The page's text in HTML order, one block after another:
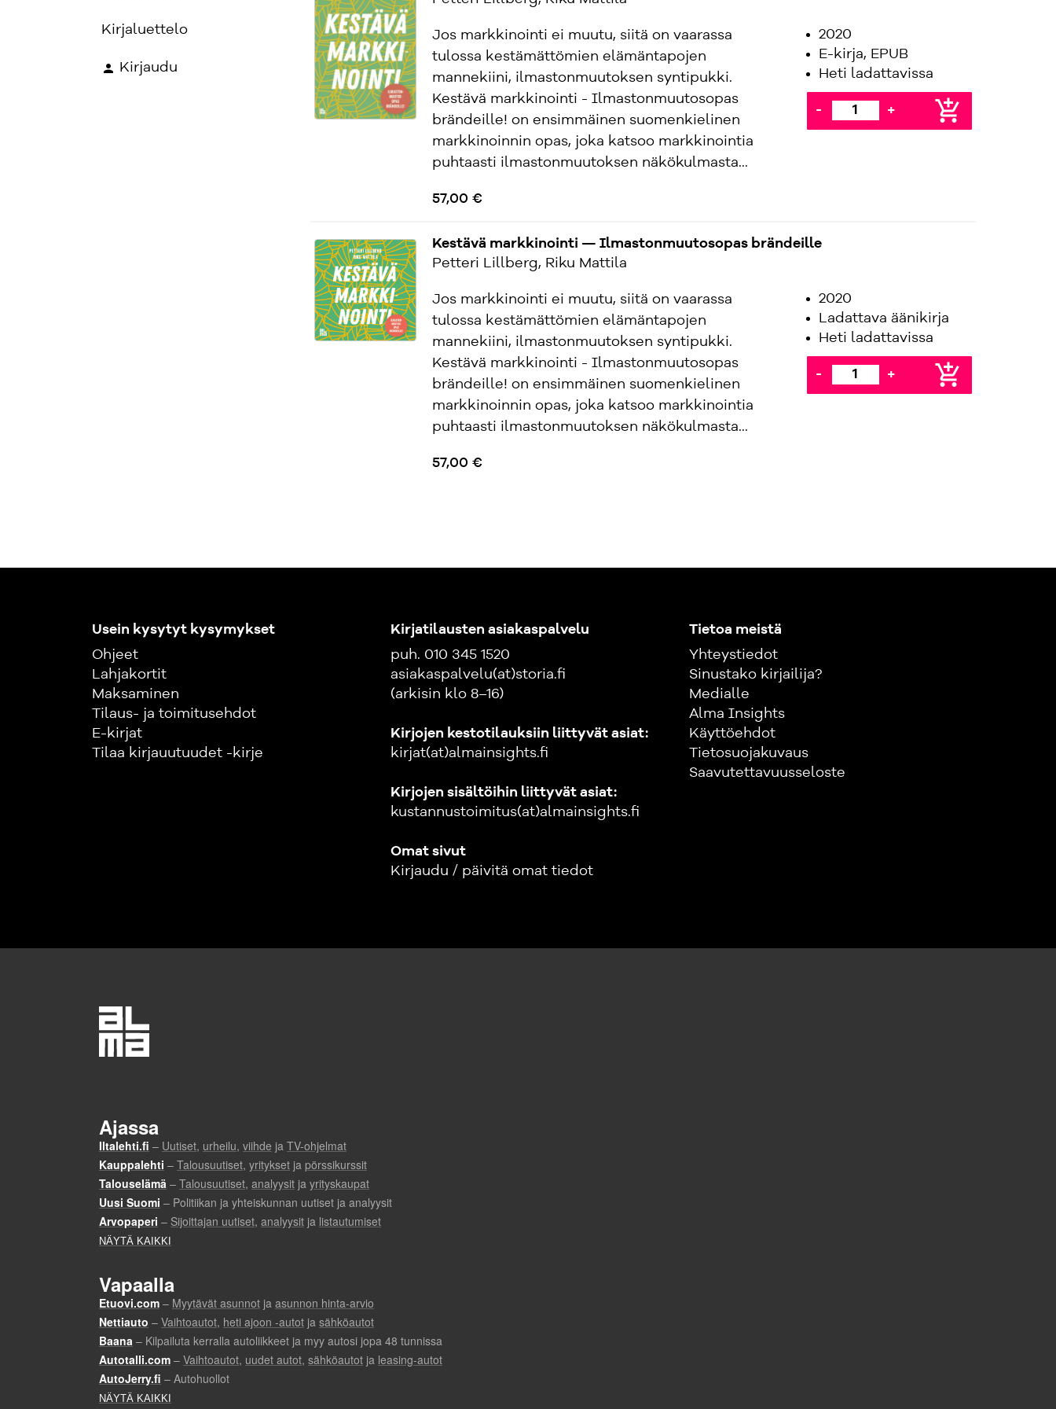
Kirjaluettelo
Kirjaudu
Jos markkinointi ei muutu, siitä on vaarassa
tulossa kestämättömien elämäntapojen
mannekiini, ilmastonmuutoksen syntipukki.
Kestävä markkinointi - Ilmastonmuutosopas
brändeille! on ensimmäinen suomenkielinen
markkinoinnin opas, joka katsoo markkinointia
puhtaasti ilmastonmuutoksen näkökulmasta...
57,00 €
2020
E-kirja, EPUB
Heti ladattavissa
- + add_shopping_cart
Kestävä markkinointi — Ilmastonmuutosopas brändeille
Petteri Lillberg, Riku Mattila
Jos markkinointi ei muutu, siitä on vaarassa
tulossa kestämättömien elämäntapojen
mannekiini, ilmastonmuutoksen syntipukki.
Kestävä markkinointi - Ilmastonmuutosopas
brändeille! on ensimmäinen suomenkielinen
markkinoinnin opas, joka katsoo markkinointia
puhtaasti ilmastonmuutoksen näkökulmasta...
57,00 €
2020
Ladattava äänikirja
Heti ladattavissa
- + add_shopping_cart
Usein kysytyt kysymykset
Ohjeet
Lahjakortit
Maksaminen
Tilaus- ja toimitusehdot
E-kirjat
Tilaa kirjauutuudet -kirje
Kirjatilausten asiakaspalvelu
puh. 010 345 1520
asiakaspalvelu(at)storia.fi
(arkisin klo 8–16)
Kirjojen kestotilauksiin liittyvät asiat:
kirjat(at)almainsights.fi
Kirjojen sisältöihin liittyvät asiat:
kustannustoimitus(at)almainsights.fi
Omat sivut
Kirjaudu / päivitä omat tiedot
Tietoa meistä
Yhteystiedot
Sinustako kirjailija?
Medialle
Alma Insights
Käyttöehdot
Tietosuojakuvaus
Saavutettavuusseloste